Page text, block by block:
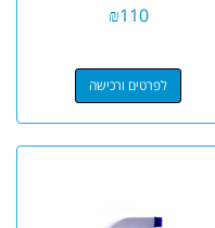
₪110
לפרטים ורכישה